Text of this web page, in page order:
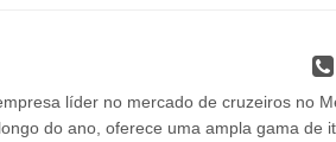
líder no mercado de cruzeiros no
do ano, oferece uma ampla gama de